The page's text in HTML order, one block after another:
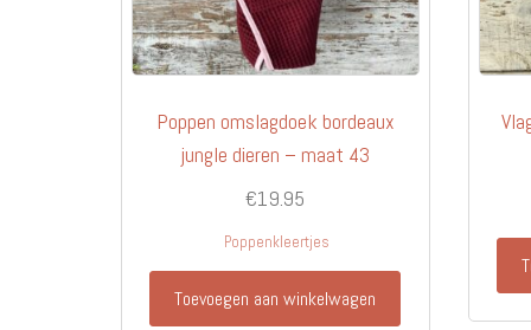
Poppen omslagdoek bordeaux
jungle dieren – maat 43
€19.95
Poppenkleertjes
Toevoegen aan winkelwagen